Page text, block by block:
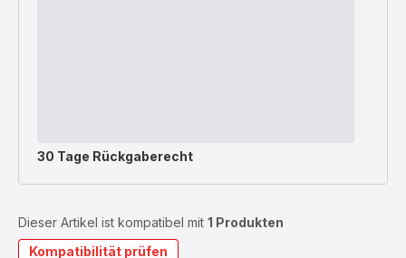
30 Tage Rückgaberecht
Dieser Artikel ist kompatibel mit 1 Produkten
Kompatibilität prüfen